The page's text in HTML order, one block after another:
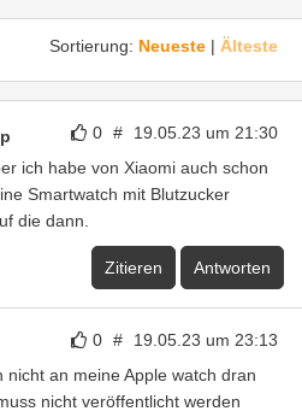
Sortierung: Neueste | Älteste
0 # 19.05.23 um 21:30
ich habe von Xiaomi auch schon
Smartwatch mit Blutzucker
die dann.
Zitieren Antworten
0 # 19.05.23 um 23:13
nicht an meine Apple watch dran
nicht veröffentlicht werden